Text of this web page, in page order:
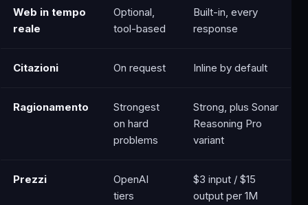
Web in tempo
reale
Optional,
tool-based
Built-in, every
response
Citazioni On request Inline by default
Ragionamento
Strongest
on hard
problems
Strong, plus Sonar
Reasoning Pro
variant
Prezzi
OpenAI
tiers
$3 input / $15
output per 1M